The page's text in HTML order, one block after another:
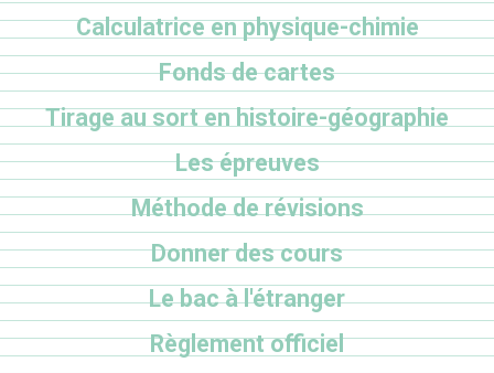
Calculatrice en physique-chimie
Fonds de cartes
Tirage au sort en histoire-géographie
Les épreuves
Méthode de révisions
Donner des cours
Le bac à l'étranger
Règlement officiel